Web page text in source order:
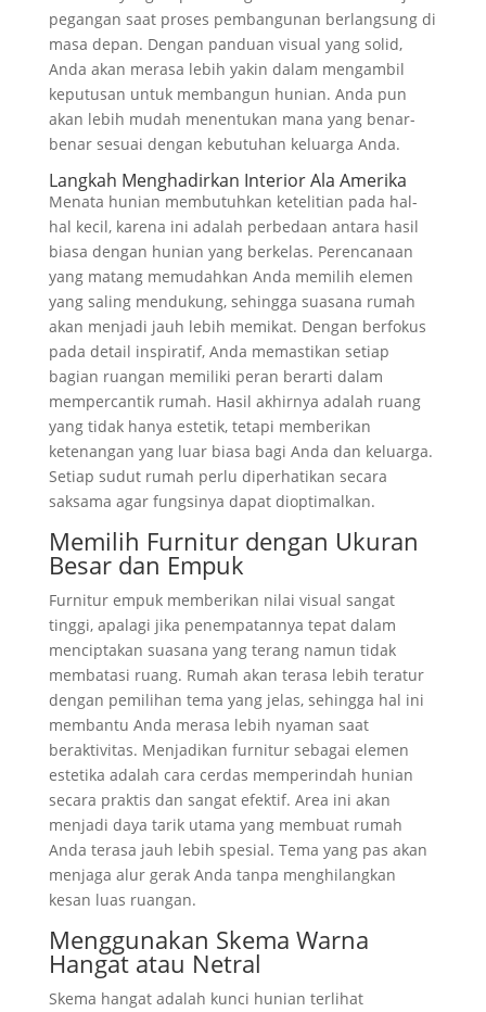
pegangan saat proses pembangunan berlangsung di
masa depan. Dengan panduan visual yang solid,
Anda akan merasa lebih yakin dalam mengambil
keputusan untuk membangun hunian. Anda pun
akan lebih mudah menentukan mana yang benar-
benar sesuai dengan kebutuhan keluarga Anda.
Langkah Menghadirkan Interior Ala Amerika
Menata hunian membutuhkan ketelitian pada hal-
hal kecil, karena ini adalah perbedaan antara hasil
biasa dengan hunian yang berkelas. Perencanaan
yang matang memudahkan Anda memilih elemen
yang saling mendukung, sehingga suasana rumah
akan menjadi jauh lebih memikat. Dengan berfokus
pada detail inspiratif, Anda memastikan setiap
bagian ruangan memiliki peran berarti dalam
mempercantik rumah. Hasil akhirnya adalah ruang
yang tidak hanya estetik, tetapi memberikan
ketenangan yang luar biasa bagi Anda dan keluarga.
Setiap sudut rumah perlu diperhatikan secara
saksama agar fungsinya dapat dioptimalkan.
Memilih Furnitur dengan Ukuran
Besar dan Empuk
Furnitur empuk memberikan nilai visual sangat
tinggi, apalagi jika penempatannya tepat dalam
menciptakan suasana yang terang namun tidak
membatasi ruang. Rumah akan terasa lebih teratur
dengan pemilihan tema yang jelas, sehingga hal ini
membantu Anda merasa lebih nyaman saat
beraktivitas. Menjadikan furnitur sebagai elemen
estetika adalah cara cerdas memperindah hunian
secara praktis dan sangat efektif. Area ini akan
menjadi daya tarik utama yang membuat rumah
Anda terasa jauh lebih spesial. Tema yang pas akan
menjaga alur gerak Anda tanpa menghilangkan
kesan luas ruangan.
Menggunakan Skema Warna
Hangat atau Netral
Skema hangat adalah kunci hunian terlihat